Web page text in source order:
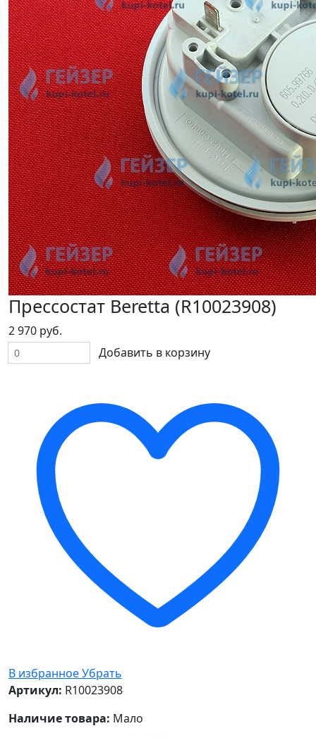
Прессостат Beretta (R10023908)
2 970 руб.
Добавить в корзину
В избранноеУбрать
Артикул: R10023908
Наличие товара: Мало